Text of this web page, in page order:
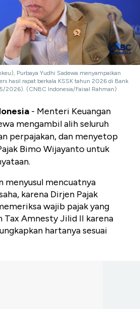
Purbaya Yudhi Sadewa menyampaikan
hasil rapat berkala KSSK tahun 2026 di Bank
2026). (CNBC Indonesia/Faisal Rahman)
- Menteri Keuangan
mengambil alih seluruh
perpajakan, dan menyetop
Bimo Wijayanto untuk
menyusul mencuatnya
karena Dirjen Pajak
wajib pajak yang
Amnesty Jilid II karena
hartanya sesuai